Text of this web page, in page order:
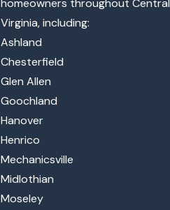
homeowners throughout Central
Virginia, including:
Ashland
Chesterfield
Glen Allen
Goochland
Hanover
Henrico
Mechanicsville
Midlothian
Moseley